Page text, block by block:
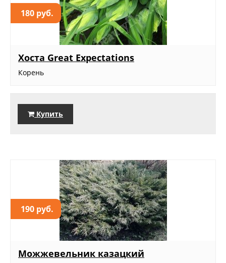
180 руб.
Хоста Great Expectations
Корень
Купить
190 руб.
Можжевельник казацкий